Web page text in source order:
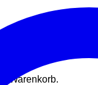
Warenkorb.